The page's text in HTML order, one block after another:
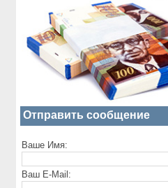
Отправить сообщение
Ваше Имя:
Ваш E-Mail: